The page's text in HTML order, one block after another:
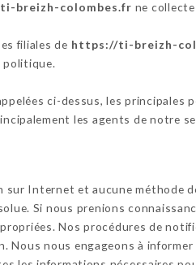
breizh-colombes.fr ne collecte
filiales de https://ti-breizh-
politique.
ci-dessus, les principales
les agents de notre
Internet et aucune méthode
Si nous prenions
Nos procédures de
Nous nous engageons à